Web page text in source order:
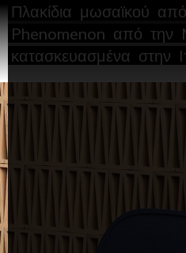
Πλακίδια μωσαϊκού από
Phenomenon από την
κατασκευασμένα στην